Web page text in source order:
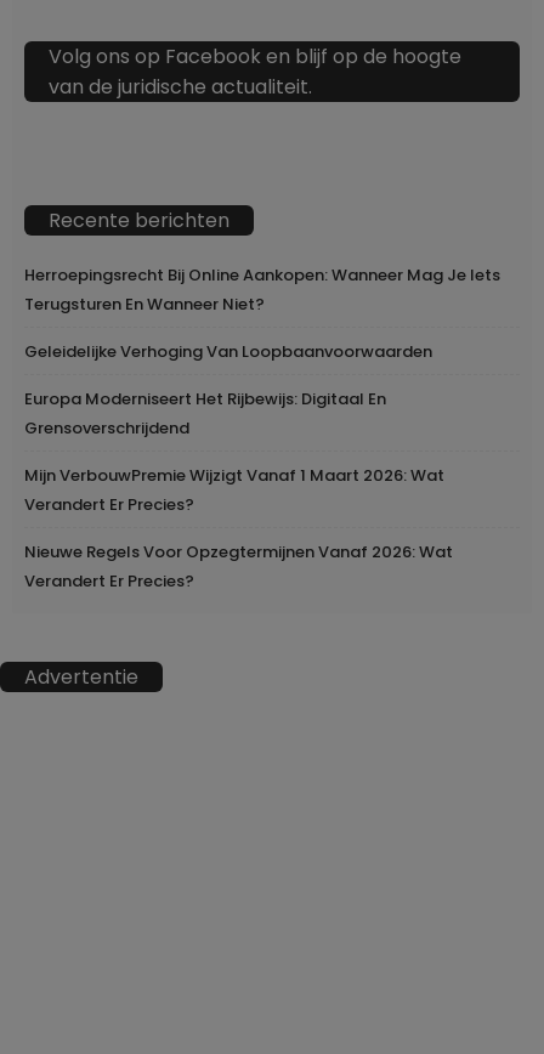
Volg ons op Facebook en blijf op de hoogte
van de juridische actualiteit.
Recente berichten
Herroepingsrecht Bij Online Aankopen: Wanneer Mag Je Iets
Terugsturen En Wanneer Niet?
Geleidelijke Verhoging Van Loopbaanvoorwaarden
Europa Moderniseert Het Rijbewijs: Digitaal En
Grensoverschrijdend
Mijn VerbouwPremie Wijzigt Vanaf 1 Maart 2026: Wat
Verandert Er Precies?
Nieuwe Regels Voor Opzegtermijnen Vanaf 2026: Wat
Verandert Er Precies?
Advertentie